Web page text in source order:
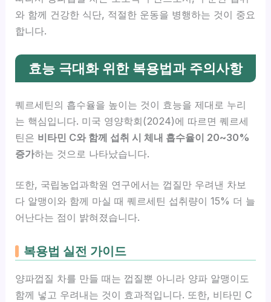
와 함께 건강한 식단, 적절한 운동을 병행하는 것이 중요
합니다.
효능 극대화 위한 복용법과 주의사항
퀘르세틴의 흡수율을 높이는 것이 효능을 제대로 누리
는 핵심입니다. 미국 영양학회(2024)에 따르면 퀘르세
틴은 비타민 C와 함께 섭취 시 체내 흡수율이 20~30%
증가하는 것으로 나타났습니다.
또한, 국립농업과학원 연구에서는 껍질만 우려낸 차보
다 알맹이와 함께 마실 때 퀘르세틴 섭취량이 15% 더 늘
어난다는 점이 밝혀졌습니다.
복용법 실전 가이드
양파껍질 차를 만들 때는 껍질뿐 아니라 양파 알맹이도
함께 넣고 우려내는 것이 효과적입니다. 또한, 비타민 C